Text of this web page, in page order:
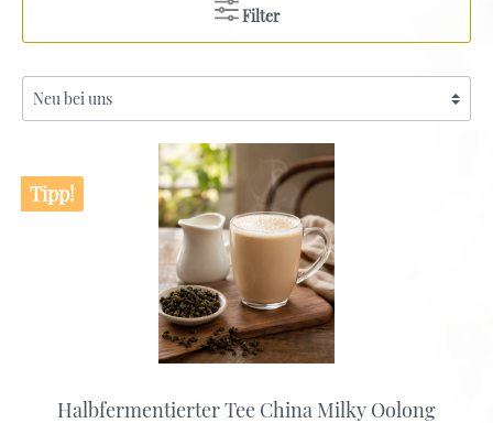
Filter
Tipp!
Halbfermentierter Tee China Milky Oolong